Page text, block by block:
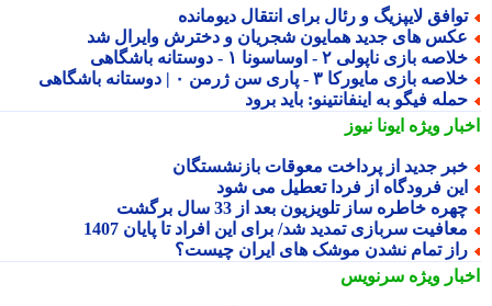
لایپزیگ و رئال برای انتقال دیومانده
های جدید همایون شجریان و دخترش وایرال شد
بازی ناپولی ۲ - اوساسونا ۱ - دوستانه باشگاهی
بازی مایورکا ۳ - پاری سن ژرمن ۰ | دوستانه باشگاهی
فیگو به اینفانتینو: باید برود
ویژهایونا نیوز
جدید از پرداخت معوقات بازنشستگان
فرودگاه از فردا تعطیل می شود
خاطره ساز تلویزیون بعد از 33 سال برگشت
سربازی تمدید شد/ برای این افراد تا پایان 1407
تمام نشدن موشک های ایران چیست؟
ویژهسرنویس